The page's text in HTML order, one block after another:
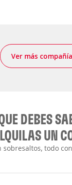
Ver más
DEBES
UN
sobresaltos, todo